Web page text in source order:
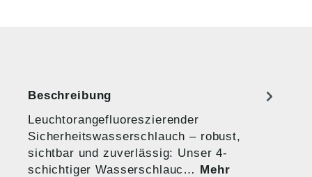
Beschreibung
Leuchtorangefluoreszierender
Sicherheitswasserschlauch – robust,
sichtbar und zuverlässig: Unser 4-
schichtiger Wasserschlauc… Mehr